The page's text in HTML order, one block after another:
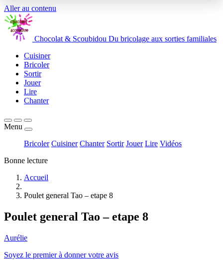
Aller au contenu
Chocolat & Scoubidou Du bricolage aux sorties familiales
Cuisiner
Bricoler
Sortir
Jouer
Lire
Chanter
Menu
Bricoler Cuisiner Chanter Sortir Jouer Lire Vidéos
Bonne lecture
Accueil
Poulet general Tao – etape 8
Poulet general Tao – etape 8
Aurélie
Soyez le premier à donner votre avis